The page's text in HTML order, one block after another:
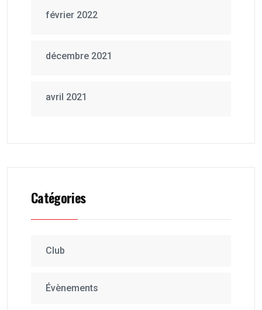
février 2022
décembre 2021
avril 2021
Catégories
Club
Évènements